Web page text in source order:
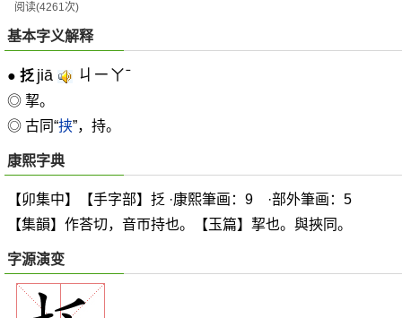
阅读(4261次)
基本字义解释
● 抸 jiā ㄐㄧㄚˉ
◎ 挈。
◎ 古同“挟”，持。
康熙字典
【卯集中】【手字部】抸 ·康熙筆画：9 ·部外筆画：5
【集韻】作荅切，音帀持也。【玉篇】挈也。與挾同。
字源演变